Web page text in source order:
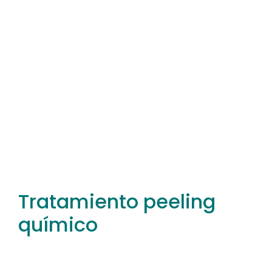
Tratamiento peeling
químico